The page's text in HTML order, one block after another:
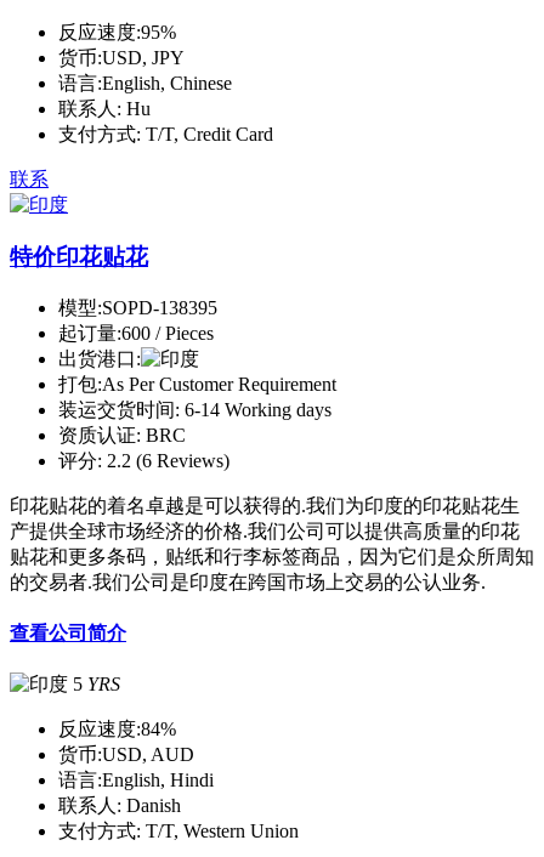
反应速度:95%
货币:USD, JPY
语言:English, Chinese
联系人: Hu
支付方式: T/T, Credit Card
联系
特价印花贴花
模型:SOPD-138395
起订量:600 / Pieces
出货港口:
打包:As Per Customer Requirement
装运交货时间: 6-14 Working days
资质认证: BRC
评分: 2.2 (6 Reviews)
印花贴花的着名卓越是可以获得的.我们为印度的印花贴花生
产提供全球市场经济的价格.我们公司可以提供高质量的印花
贴花和更多条码，贴纸和行李标签商品，因为它们是众所周知
的交易者.我们公司是印度在跨国市场上交易的公认业务.
查看公司简介
5 YRS
反应速度:84%
货币:USD, AUD
语言:English, Hindi
联系人: Danish
支付方式: T/T, Western Union